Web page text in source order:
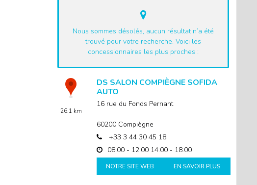
Nous sommes désolés, aucun résultat n’a été
trouvé pour votre recherche. Voici les
concessionnaires les plus proches :
26.1 km
DS SALON COMPIÈGNE SOFIDA
AUTO
16 rue du Fonds Pernant
60200 Compiègne
+33 3 44 30 45 18
08:00 - 12:00 14:00 - 18:00
EN SAVOIR PLUS
NOTRE SITE WEB